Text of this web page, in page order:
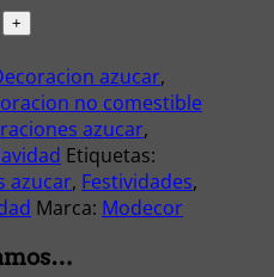
azucar,
no comestible
azucar,
Etiquetas:
azucar, Festividades,
Marca: Modecor